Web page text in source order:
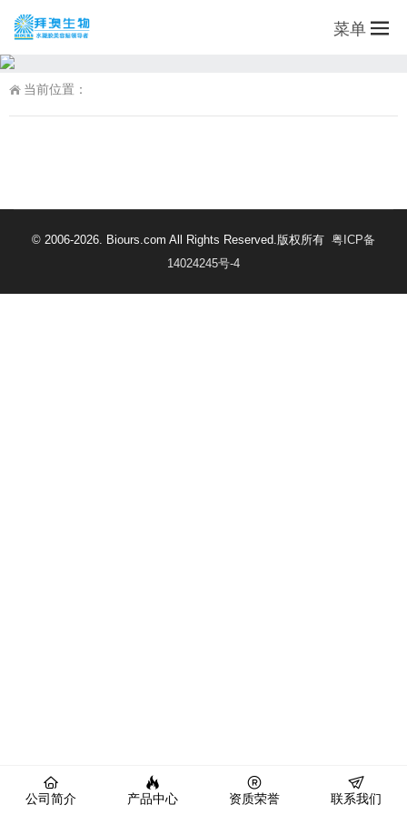
菜单
当前位置：
© 2006-2026. Biours.com All Rights Reserved.版权所有 粤ICP备
14024245号-4
公司简介 产品中心 资质荣誉 联系我们